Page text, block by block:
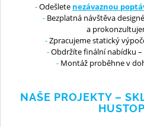
Odešlete nezávaznou
Bezplatná návštěva
a
Zpracujeme statický
Obdržíte finální nabídku –
Montáž proběhne v
NAŠE PROJEKTY –